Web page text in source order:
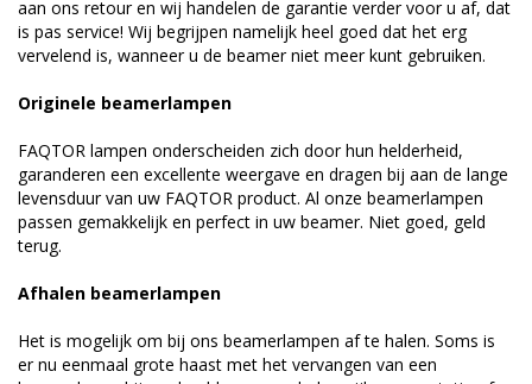
aan ons retour en wij handelen de garantie verder voor u af, dat
is pas service! Wij begrijpen namelijk heel goed dat het erg
vervelend is, wanneer u de beamer niet meer kunt gebruiken.
Originele beamerlampen
FAQTOR lampen onderscheiden zich door hun helderheid,
garanderen een excellente weergave en dragen bij aan de lange
levensduur van uw FAQTOR product. Al onze beamerlampen
passen gemakkelijk en perfect in uw beamer. Niet goed, geld
terug.
Afhalen beamerlampen
Het is mogelijk om bij ons beamerlampen af te halen. Soms is
er nu eenmaal grote haast met het vervangen van een